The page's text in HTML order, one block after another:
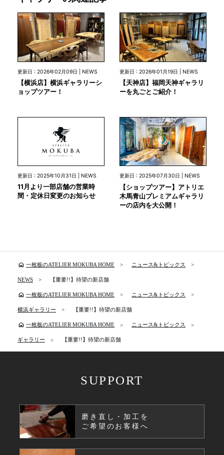
更新日 : 2026年02月09日 | NEWS
【横浜店】横浜ギャラリーシ
ョップツアー！
更新日 : 2026年01月19日 | NEWS
【天神店】福岡天神ギャラリ
ーを丸ごとご紹介！
更新日 : 2025年10月31日 | NEWS
11月より一部店舗の営業時
間・定休日変更のお知らせ
更新日 : 2025年07月30日 | NEWS
【ショップツアー】アトリエ
木馬青山プレミアムギャラリ
ーの店内を大公開！
home 一枚板のATELIER MOKUBA HOME ニュース&トピックス
NEWS 【重要!!】待望の新店舗
home 一枚板のATELIER MOKUBA HOME ニュース&トピックス
横浜ギャラリー 【重要!!】待望の新店舗
home 一枚板のATELIER MOKUBA HOME ニュース&トピックス
ギャラリー 【重要!!】待望の新店舗
SUPPORT
磨き直し・加工を
ご希望のお客様へ